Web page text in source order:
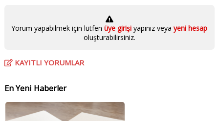
Yorum yapabilmek için lütfenüye girişiyapınız veya yeni hesap
oluşturabilirsiniz.
KAYITLI YORUMLAR
En Yeni Haberler